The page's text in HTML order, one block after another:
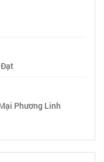
Đạt
Phương Linh